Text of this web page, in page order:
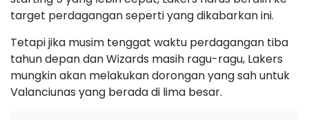
target perdagangan seperti yang dikabarkan ini.
Tetapi jika musim tenggat waktu perdagangan tiba
tahun depan dan Wizards masih ragu-ragu, Lakers
mungkin akan melakukan dorongan yang sah untuk
Valanciunas yang berada di lima besar.